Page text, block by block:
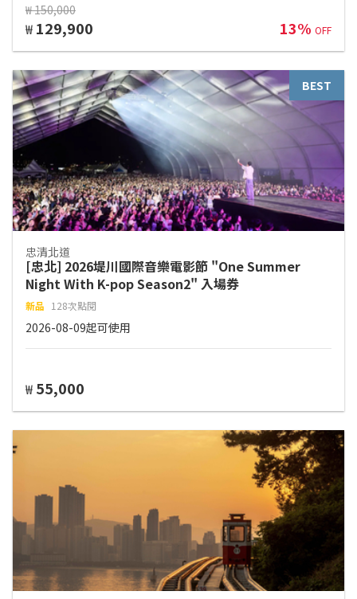
₩ 150,000
₩ 129,900 13% OFF
BEST
忠清北道
[忠北] 2026堤川國際音樂電影節 "One Summer
Night With K-pop Season2" 入場券
新品 128次點閱
2026-08-09起可使用
₩ 55,000